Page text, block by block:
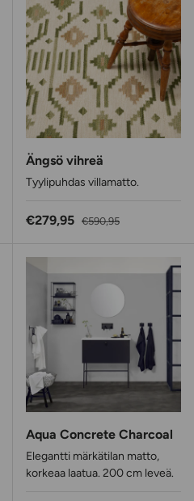
Ängsö vihreä
Tyylipuhdas villamatto.
Alennushinta
€279,95 Normaalihinta
€590,95
Aqua Concrete Charcoal
Elegantti märkätilan matto,
korkeaa laatua. 200 cm leveä.